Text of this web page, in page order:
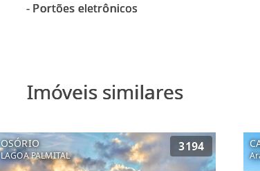
Imóveis similares
OSÓRIO
LAGOA PALMITAL
3194